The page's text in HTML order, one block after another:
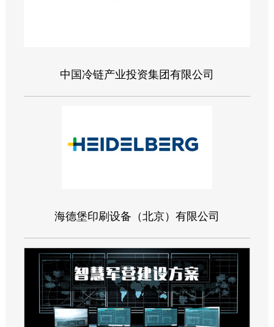
中国冷链产业投资集团有限公司
海德堡印刷设备（北京）有限公司